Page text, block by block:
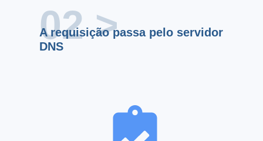
02 >
A requisição passa pelo servidor
DNS